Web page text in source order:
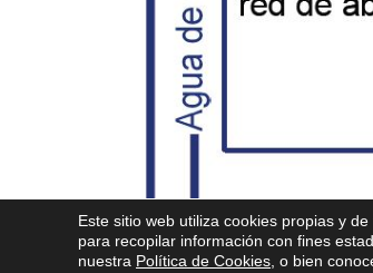
Este sitio web utiliza cookies propias y
para recopilar información con fines
nuestra Política de Cookies , o bien